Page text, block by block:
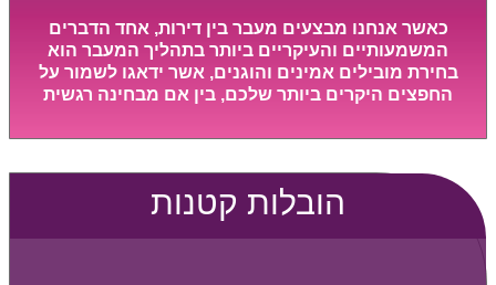
כאשר אנחנו מבצעים מעבר בין דירות, אחד הדברים
המשמעותיים והעיקריים ביותר בתהליך המעבר הוא
בחירת מובילים אמינים והוגנים, אשר ידאגו לשמור על
החפצים היקרים ביותר שלכם, בין אם מבחינה רגשית
וללא נזקים מיותרים, אשר תקל על תהליך המעבר כמה
הובלות קטנות